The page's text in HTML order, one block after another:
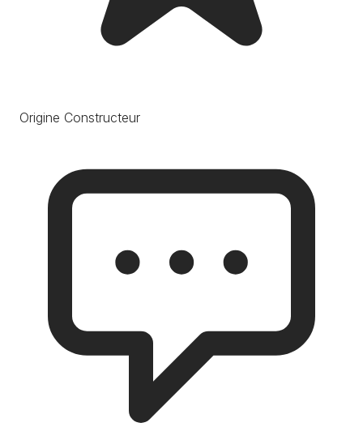
Origine Constructeur